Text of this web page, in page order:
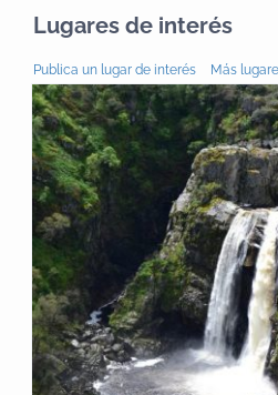
Lugares de interés
Publica un lugar de interés Más